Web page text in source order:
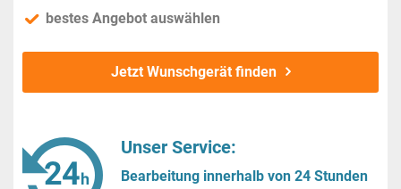
bestes Angebot auswählen
Jetzt Wunschgerät finden
Unser Service:
Bearbeitung innerhalb von 24 Stunden